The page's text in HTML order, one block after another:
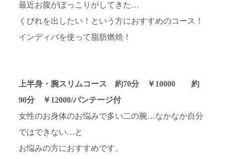
最近お腹がぽっこりがしてきた…
くびれを出したい！という方におすすめのコース！
インディバを使って脂肪燃焼！
上半身・腕スリムコース 約70分 ￥10000 約
90分 ￥12000/バンテージ付
女性のお身体のお悩みで多い二の腕…なかなか自分
ではできない…と
お悩みの方におすすめです。